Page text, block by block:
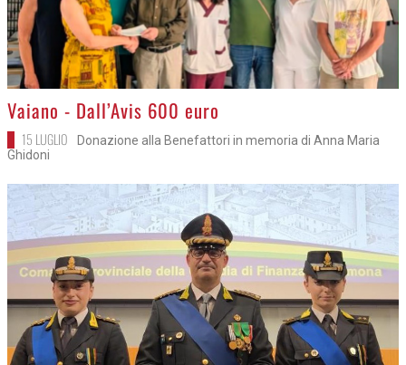
>
Vaiano - Dall’Avis 600 euro
15 LUGLIO
Donazione alla Benefattori in memoria di Anna Maria
Ghidoni